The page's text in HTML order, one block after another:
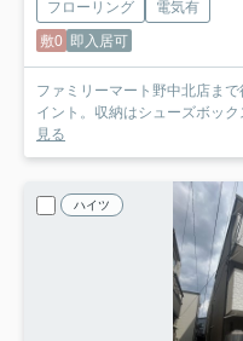
フローリング
電気有
敷0 即入居可
ファミリーマート野中北店ま
イント。収納はシューズボッ
見る
ハイツ